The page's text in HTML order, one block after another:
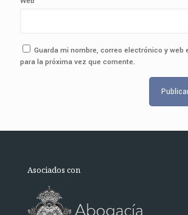
Guarda mi nombre, correo electrónico y web
para la próxima vez que comente.
Asociados con